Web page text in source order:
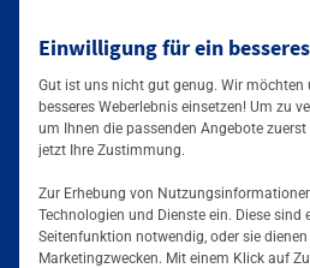
Einwilligung für ein
Gut ist uns nicht gut genug. Wir möchten
besseres Weberlebnis einsetzen! Um zu
um Ihnen die passenden Angebote
jetzt Ihre Zustimmung.
Zur Erhebung von
Technologien und Dienste ein. Diese sind
Seitenfunktion notwendig, oder sie dienen
Marketingzwecken. Mit einem Klick auf
Mainova App
Tarife & Angebote